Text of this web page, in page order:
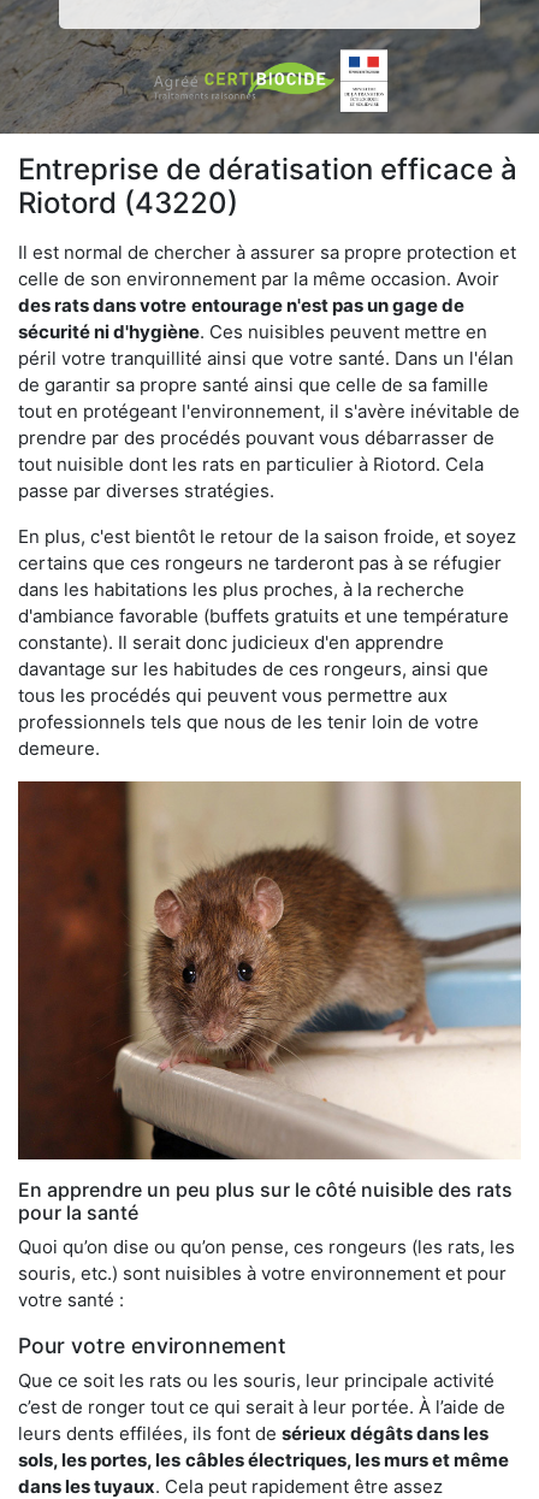
Entreprise de dératisation efficace à
Riotord (43220)
Il est normal de chercher à assurer sa propre protection et
celle de son environnement par la même occasion. Avoir
des rats dans votre entourage n'est pas un gage de
sécurité ni d'hygiène. Ces nuisibles peuvent mettre en
péril votre tranquillité ainsi que votre santé. Dans un l'élan
de garantir sa propre santé ainsi que celle de sa famille
tout en protégeant l'environnement, il s'avère inévitable de
prendre par des procédés pouvant vous débarrasser de
tout nuisible dont les rats en particulier à Riotord. Cela
passe par diverses stratégies.
En plus, c'est bientôt le retour de la saison froide, et soyez
certains que ces rongeurs ne tarderont pas à se réfugier
dans les habitations les plus proches, à la recherche
d'ambiance favorable (buffets gratuits et une température
constante). Il serait donc judicieux d'en apprendre
davantage sur les habitudes de ces rongeurs, ainsi que
tous les procédés qui peuvent vous permettre aux
professionnels tels que nous de les tenir loin de votre
demeure.
En apprendre un peu plus sur le côté nuisible des rats
pour la santé
Quoi qu’on dise ou qu’on pense, ces rongeurs (les rats, les
souris, etc.) sont nuisibles à votre environnement et pour
votre santé :
Pour votre environnement
Que ce soit les rats ou les souris, leur principale activité
c’est de ronger tout ce qui serait à leur portée. À l’aide de
leurs dents effilées, ils font de sérieux dégâts dans les
sols, les portes, les câbles électriques, les murs et même
dans les tuyaux. Cela peut rapidement être assez